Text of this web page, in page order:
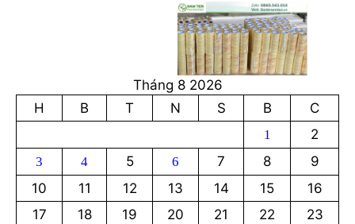
Tháng 8 2026
H
B T N S B C
1 2
3 4 5 6 7 8
9
10
11 12 13 14 15
16
17
18 19 20 21 22
23